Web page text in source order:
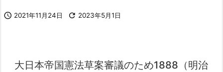
 2021年11月24日  2023年5月1日
大日本帝国憲法草案審議のため1888（明治